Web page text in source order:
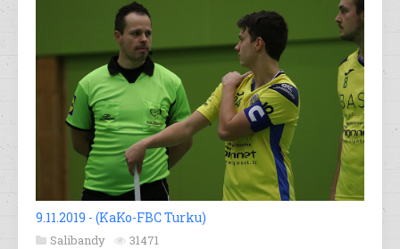
9.11.2019 - (KaKo-FBC Turku)
Salibandy 31471